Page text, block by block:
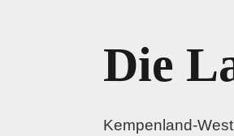
Die
Kempenland-